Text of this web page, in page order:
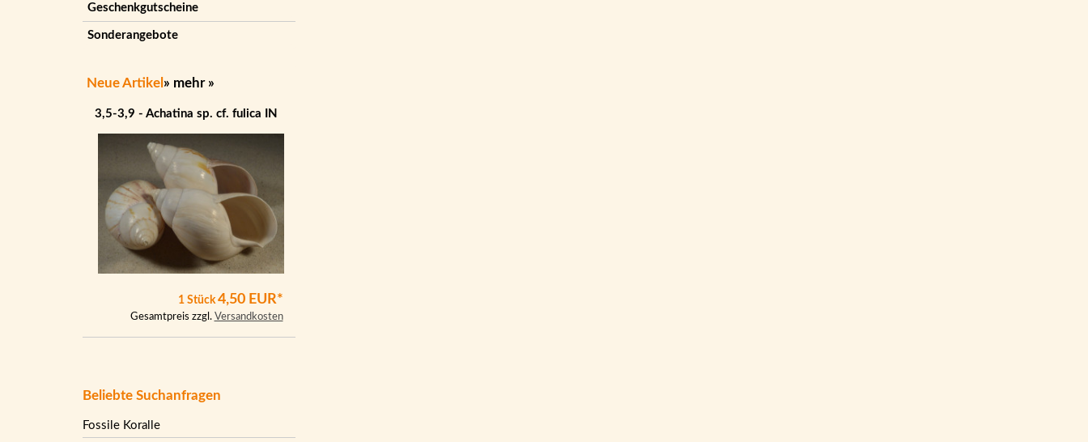
Geschenkgutscheine
Sonderangebote
Neue Artikel » mehr »
3,5-3,9 - Achatina sp. cf. fulica IN
1 Stück 4,50 EUR*
Gesamtpreis zzgl. Versandkosten
Beliebte Suchanfragen
Fossile Koralle